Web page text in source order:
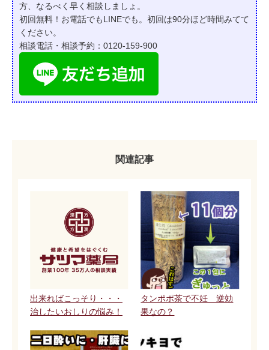
方、なるべく早く相談しましょ。
初回無料！お電話でもLINEでも。初回は90分ほど時間みてて
ください。
相談電話・相談予約：0120-159-900
関連記事
出来ればこっそり・・・
治したいおしりの悩み！
タンポポ茶で不妊 逆効
果なの？